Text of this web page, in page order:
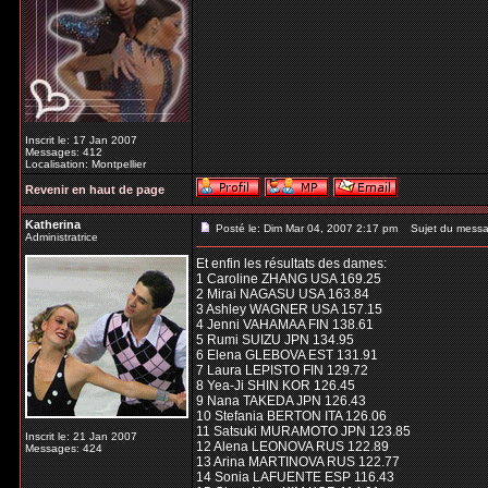
Inscrit le: 17 Jan 2007
Messages: 412
Localisation: Montpellier
Revenir en haut de page
Katherina
Administratrice
Inscrit le: 21 Jan 2007
Messages: 424
Posté le: Dim Mar 04, 2007 2:17 pm Sujet du
Et enfin les résultats des dames:
1 Caroline ZHANG USA 169.25
2 Mirai NAGASU USA 163.84
3 Ashley WAGNER USA 157.15
4 Jenni VAHAMAA FIN 138.61
5 Rumi SUIZU JPN 134.95
6 Elena GLEBOVA EST 131.91
7 Laura LEPISTO FIN 129.72
8 Yea-Ji SHIN KOR 126.45
9 Nana TAKEDA JPN 126.43
10 Stefania BERTON ITA 126.06
11 Satsuki MURAMOTO JPN 123.85
12 Alena LEONOVA RUS 122.89
13 Arina MARTINOVA RUS 122.77
14 Sonia LAFUENTE ESP 116.43